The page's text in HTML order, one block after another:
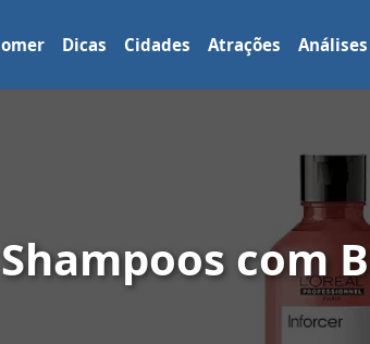
Dicas Cidades Atrações Análises
com